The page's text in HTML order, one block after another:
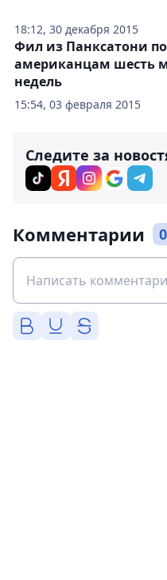
18:12, 30 декабря 2015
15:54, 03 февраля 2015
Фил из Панксатони
американцам шесть
недель
Следите за
Комментарии 0